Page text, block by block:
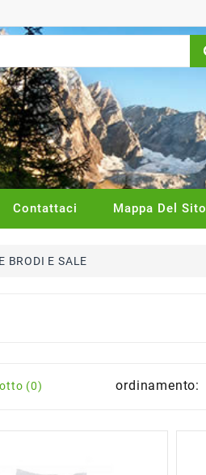
Contattaci Mappa Del Sito
BRODI E SALE
(0) ordinamento: